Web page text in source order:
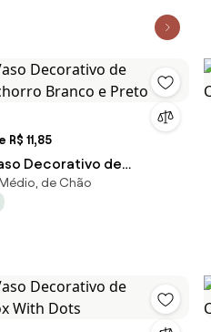
11,85
Decorativo de
Branco e Preto
de Chão